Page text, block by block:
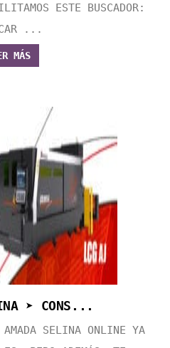
ESTE BUSCADOR:
...
MÁS
➤ CONS...
AMADA SELINA ONLINE YA